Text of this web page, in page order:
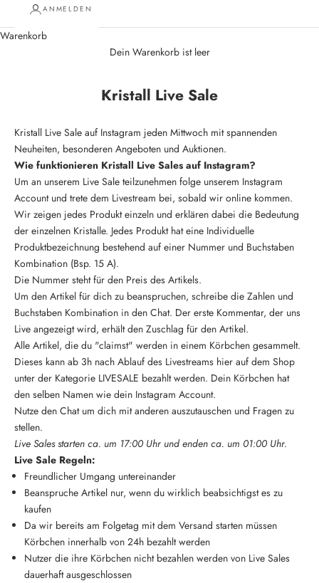
ANMELDEN
Warenkorb
Dein Warenkorb ist leer
Kristall Live Sale
Kristall Live Sale auf Instagram jeden Mittwoch mit spannenden
Neuheiten, besonderen Angeboten und Auktionen.
Wie funktionieren Kristall Live Sales auf Instagram?
Um an unserem Live Sale teilzunehmen folge unserem Instagram
Account und trete dem Livestream bei, sobald wir online kommen.
Wir zeigen jedes Produkt einzeln und erklären dabei die Bedeutung
der einzelnen Kristalle. Jedes Produkt hat eine Individuelle
Produktbezeichnung bestehend auf einer Nummer und Buchstaben
Kombination (Bsp. 15 A).
Die Nummer steht für den Preis des Artikels.
Um den Artikel für dich zu beanspruchen, schreibe die Zahlen und
Buchstaben Kombination in den Chat. Der erste Kommentar, der uns
Live angezeigt wird, erhält den Zuschlag für den Artikel.
Alle Artikel, die du "claimst" werden in einem Körbchen gesammelt.
Dieses kann ab 3h nach Ablauf des Livestreams hier auf dem Shop
unter der Kategorie LIVESALE bezahlt werden. Dein Körbchen hat
den selben Namen wie dein Instagram Account.
Nutze den Chat um dich mit anderen auszutauschen und Fragen zu
stellen.
Live Sales starten ca. um 17:00 Uhr und enden ca. um 01:00 Uhr.
Live Sale Regeln:
Freundlicher Umgang untereinander
Beanspruche Artikel nur, wenn du wirklich beabsichtigst es zu
kaufen
Da wir bereits am Folgetag mit dem Versand starten müssen
Körbchen innerhalb von 24h bezahlt werden
Nutzer die ihre Körbchen nicht bezahlen werden von Live Sales
dauerhaft ausgeschlossen